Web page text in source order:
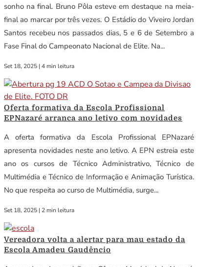
sonho na final. Bruno Pôla esteve em destaque na meia-
final ao marcar por três vezes. O Estádio do Viveiro Jordan
Santos recebeu nos passados dias, 5 e 6 de Setembro a
Fase Final do Campeonato Nacional de Elite. Na...
Set 18, 2025 | 4 min leitura
Oferta formativa da Escola Profissional
EPNazaré arranca ano letivo com novidades
A oferta formativa da Escola Profissional EPNazaré
apresenta novidades neste ano letivo. A EPN estreia este
ano os cursos de Técnico Administrativo, Técnico de
Multimédia e Técnico de Informação e Animação Turística.
No que respeita ao curso de Multimédia, surge...
Set 18, 2025 | 2 min leitura
Vereadora volta a alertar para mau estado da
Escola Amadeu Gaudêncio